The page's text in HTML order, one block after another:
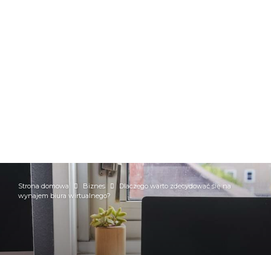
Strona domowa Biznes
Dlaczego warto zdecydować się na
wynajem biura wirtualnego?